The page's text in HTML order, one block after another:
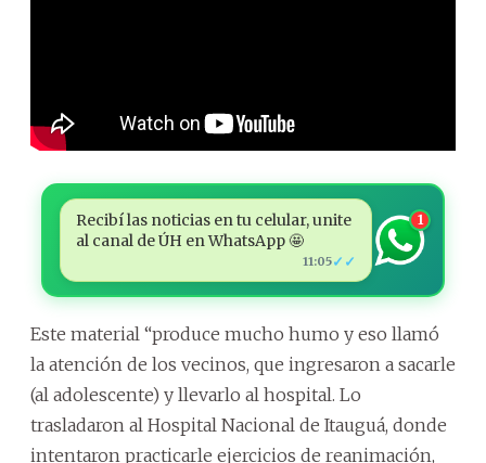
Recibí las noticias en tu celular, unite
al canal de ÚH en WhatsApp 🤩
11:05✓✓
1
Este material “produce mucho humo y eso llamó
la atención de los vecinos, que ingresaron a sacarle
(al adolescente) y llevarlo al hospital. Lo
trasladaron al Hospital Nacional de Itauguá, donde
intentaron practicarle ejercicios de reanimación,